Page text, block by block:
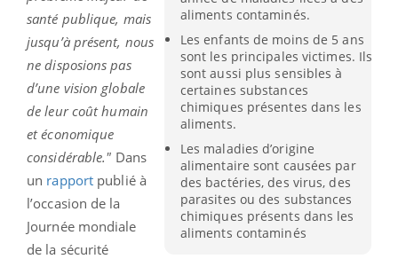
aliments contaminés.
Les enfants de moins de 5 ans
sont les principales victimes. Ils
sont aussi plus sensibles à
certaines substances
chimiques présentes dans les
aliments.
Les maladies d’origine
alimentaire sont causées par
des bactéries, des virus, des
parasites ou des substances
chimiques présents dans les
aliments contaminés
santé publique, mais
jusqu’à présent, nous
ne disposions pas
d’une vision globale
de leur coût humain
et économique
considérable." Dans
un rapport publié à
l’occasion de la
Journée mondiale
de la sécurité